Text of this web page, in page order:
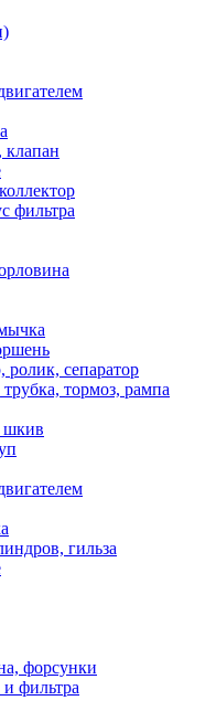
клапан
фильтра
ролик, сепаратор
тормоз, рампа
шкив
гильза
форсунки
фильтра